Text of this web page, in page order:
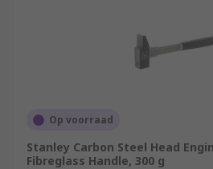
Op voorraad
Stanley Carbon Steel Head
Fibreglass Handle, 300 g